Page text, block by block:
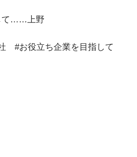
て……上野
#お役立ち企業を目指して